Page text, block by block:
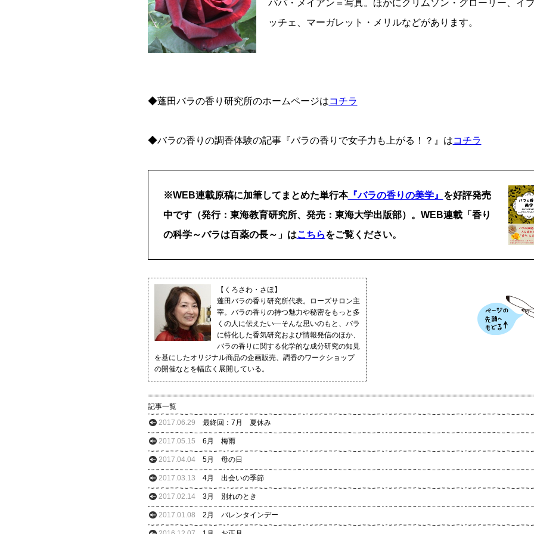
パパ・メイアン＝写真。ほかにクリムソン・グローリー、イ
ッチェ、マーガレット・メリルなどがあります。
◆蓬田バラの香り研究所のホームページはコチラ
◆バラの香りの調香体験の記事『バラの香りで女子力も上がる！？』はコチラ
※WEB連載原稿に加筆してまとめた単行本『バラの香りの美学』 を好評発売
中です（発行：東海教育研究所、発売：東海大学出版部）。WEB連載「香り
の科学～バラは百薬の長～」はこちらをご覧ください。
【くろさわ・さほ】
蓬田バラの香り研究所代表。ローズサロン主
宰。バラの香りの持つ魅力や秘密をもっと多
くの人に伝えたい―そんな思いのもと、バラ
に特化した香気研究および情報発信のほか、
バラの香りに関する化学的な成分研究の知見
を基にしたオリジナル商品の企画販売、調香のワークショップ
の開催なとを幅広く展開している。
記事一覧
2017.06.29
最終回：7月 夏休み
2017.05.15 6月 梅雨
2017.04.04 5月 母の日
2017.03.13 4月 出会いの季節
2017.02.14 3月 別れのとき
2017.01.08 2月 バレンタインデー